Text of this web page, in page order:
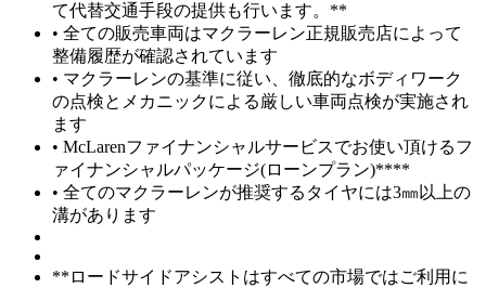
て代替交通手段の提供も行います。**
• 全ての販売車両はマクラーレン正規販売店によって
整備履歴が確認されています
• マクラーレンの基準に従い、徹底的なボディワーク
の点検とメカニックによる厳しい車両点検が実施され
ます
• McLarenファイナンシャルサービスでお使い頂けるフ
ァイナンシャルパッケージ(ローンプラン)****
• 全てのマクラーレンが推奨するタイヤには3㎜以上の
溝があります
**ロードサイドアシストはすべての市場ではご利用に